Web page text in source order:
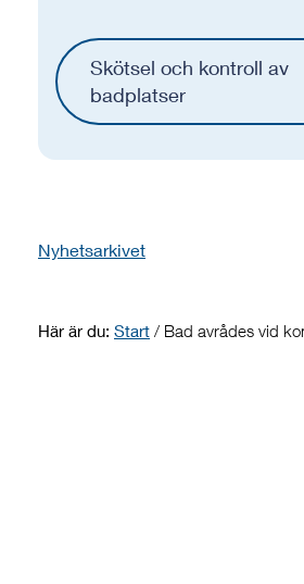
Skötsel och kontroll av
badplatser
Nyhetsarkivet
Här är du: Start / Bad avrådes vid